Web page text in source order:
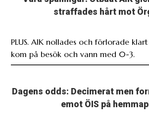
straffades hårt mot
PLUS. AIK nollades och förlorade
kom på besök och vann med 0-3.
Dagens odds: Decimerat men
emot ÖIS på